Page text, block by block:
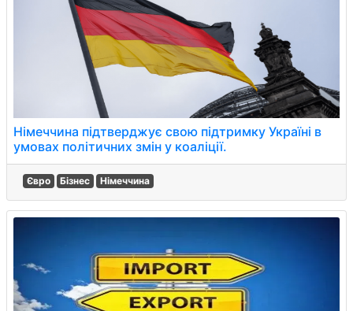
Німеччина підтверджує свою підтримку Україні в
умовах політичних змін у коаліції.
Євро Бізнес Німеччина